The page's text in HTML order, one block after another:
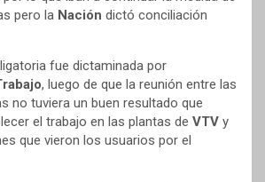
pero la Nación dictó conciliación
fue dictaminada por
, luego de que la reunión entre las
no tuviera un buen resultado que
el trabajo en las plantas de VTV y
que vieron los usuarios por el